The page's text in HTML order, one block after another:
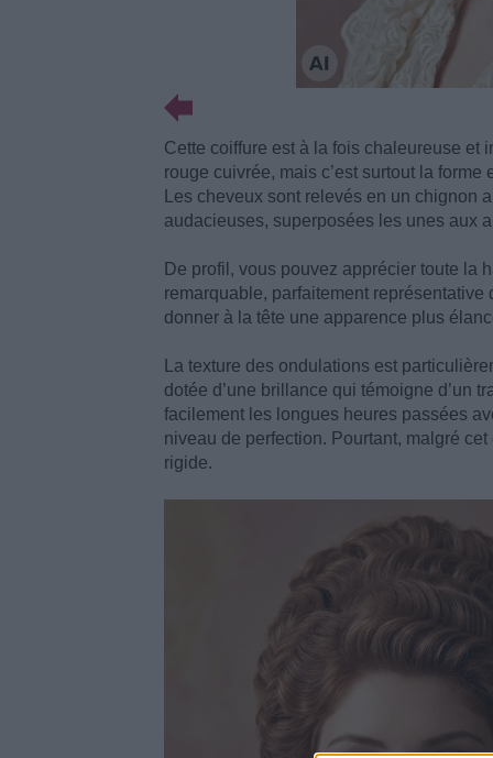
Cette coiffure est à la fois chaleureuse et
rouge cuivrée, mais c’est surtout la
Les cheveux sont relevés en un chignon
audacieuses, superposées les unes aux
De profil, vous pouvez apprécier toute la
remarquable, parfaitement représentative
donner à la tête une apparence plus
La texture des ondulations est
dotée d’une brillance qui témoigne d’un
facilement les longues heures passées
niveau de perfection. Pourtant, malgré
rigide.